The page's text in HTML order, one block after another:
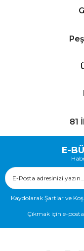
81
E-
Kaydolarak Şartlar ve
Çıkmak için e-